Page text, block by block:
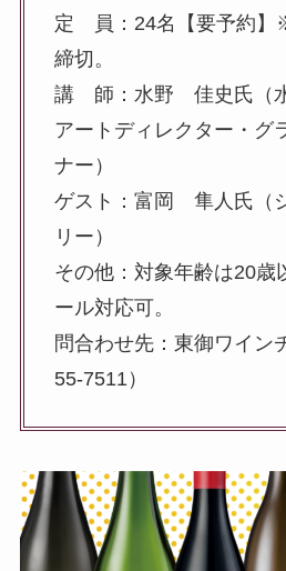
定 員：24名【要予約】
締切。
講 師：水野 佳史氏（水
アートディレクター・グ
ナー）
ゲスト：富岡 隼人氏（
リー）
その他：対象年齢は20歳
ール対応可。
問合わせ先：東御ワイン
55-7511）